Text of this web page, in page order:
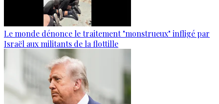
Le monde dénonce le traitement "monstrueux" infligé par
Israël aux militants de la flottille